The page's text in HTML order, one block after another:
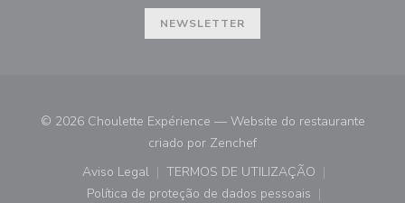
NEWSLETTER
© 2026 Choulette Expérience — Website do restaurante
criado por Zenchef((abre numa nova janela))
Aviso Legal
((abre numa nova janela))
TERMOS DE UTILIZAÇÃO
((abre numa nova janela))
Política de proteção de dados pessoais